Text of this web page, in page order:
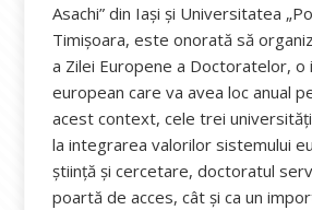
Asachi” din Iași și Universitatea
Timișoara, este onorată să
a Zilei Europene a Doctoratelor, o
european care va avea loc anual
acest context, cele trei
la integrarea valorilor sistemului
știință și cercetare, doctoratul
poartă de acces, cât și ca un